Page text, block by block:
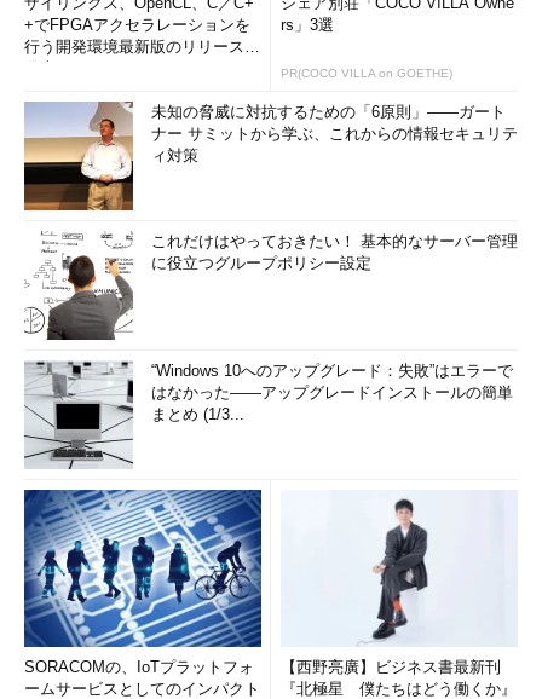
+でFPGAアクセラレーションを
行う開発環境最新版のリリースを
rs」3選
PR(COCO VILLA on GOETHE)
未知の脅威に対抗するための「6原則」――ガート
ナー サミットから学ぶ、これからの情報セキュリテ
ィ対策
これだけはやっておきたい！ 基本的なサーバー管理
に役立つグループポリシー設定
“Windows 10へのアップグレード：失敗”はエラーで
はなかった――アップグレードインストールの簡単
まとめ (1/3...
SORACOMの、IoTプラットフォ
ームサービスとしてのインパクト
【西野亮廣】ビジネス書最新刊
『北極星 僕たちはどう働くか』